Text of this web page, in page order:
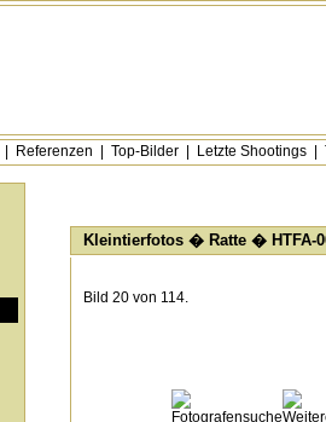
Referenzen Top-Bilder Letzte Shootings
Kleintierfotos� Ratte� HTFA-
Bild 20 von 114.